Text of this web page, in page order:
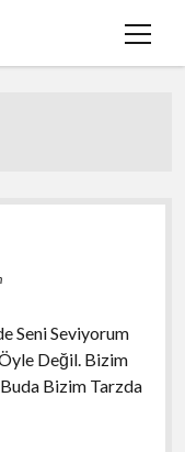
menüyü
Seni Seviyorum
Değil. Bizim
Bizim Tarzda